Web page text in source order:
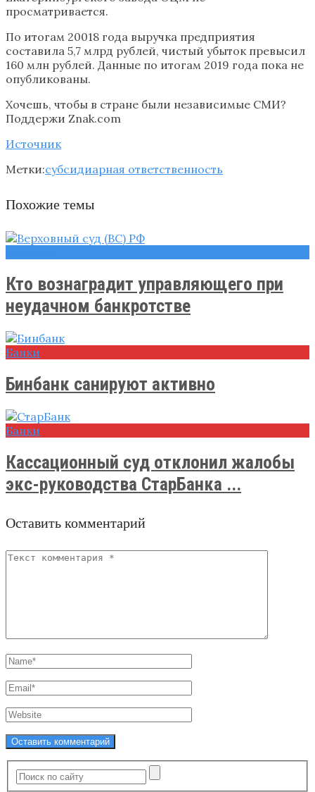
просматривается.
По итогам 20018 года выручка предприятия
составила 5,7 млрд рублей, чистый убыток превысил
160 млн рублей. Данные по итогам 2019 года пока не
опубликованы.
Хочешь, чтобы в стране были независимые СМИ?
Поддержи Znak.com
Источник
Метки:субсидиарная ответственность
Похожие темы
Кто вознаградит управляющего при
неудачном банкротстве
Банки
Бинбанк санируют активно
Банки
Кассационный суд отклонил жалобы
экс-руководства СтарБанка ...
Оставить комментарий